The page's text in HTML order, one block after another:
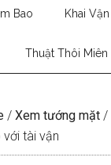
Bao Khai Vận
Thuật Thôi Miên
/ Xem tướng mặt /
với tài vận